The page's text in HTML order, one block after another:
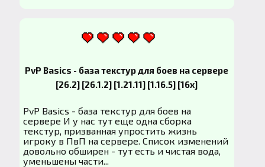
PvP Basics - база текстур для боев на сервере
[26.2] [26.1.2] [1.21.11] [1.16.5] [16x]
PvP Basics - база текстур для боев на
сервере И у нас тут еще одна сборка
текстур, призванная упростить жизнь
игроку в ПвП на сервере. Список изменений
довольно обширен - тут есть и чистая вода,
уменьшены части...